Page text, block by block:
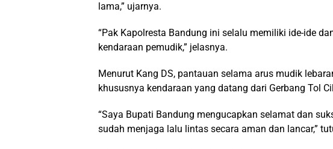
lama,” ujarnya.
“Pak Kapolresta Bandung ini selalu memiliki ide-ide
kendaraan pemudik,” jelasnya.
Menurut Kang DS, pantauan selama arus mudik
khususnya kendaraan yang datang dari Gerbang Tol
“Saya Bupati Bandung mengucapkan selamat dan
sudah menjaga lalu lintas secara aman dan lancar,”